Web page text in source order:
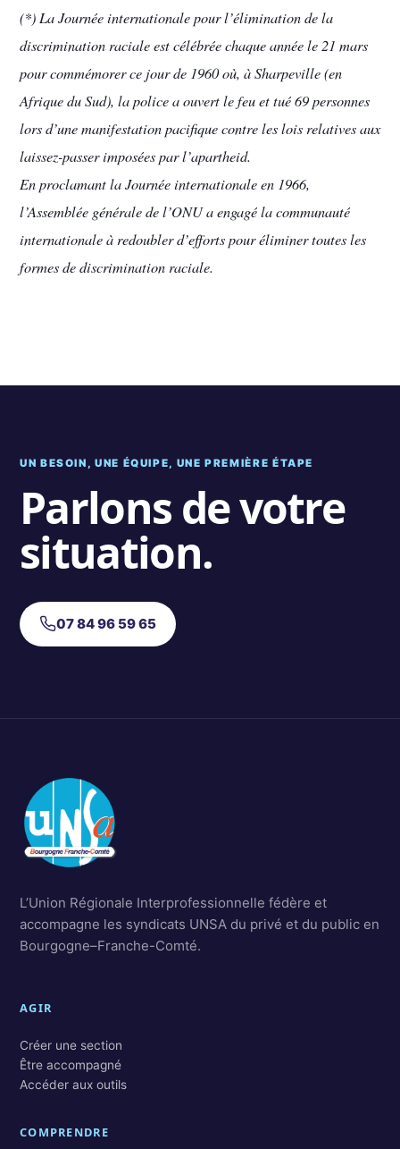
(*) La Journée internationale pour l’élimination de la
discrimination raciale est célébrée chaque année le 21 mars
pour commémorer ce jour de 1960 où, à Sharpeville (en
Afrique du Sud), la police a ouvert le feu et tué 69 personnes
lors d’une manifestation pacifique contre les lois relatives aux
laissez-passer imposées par l’apartheid.
En proclamant la Journée internationale en 1966,
l’Assemblée générale de l’ONU a engagé la communauté
internationale à redoubler d’efforts pour éliminer toutes les
formes de discrimination raciale.
UN BESOIN, UNE ÉQUIPE, UNE PREMIÈRE ÉTAPE
Parlons de votre
situation.
07 84 96 59 65
L’Union Régionale Interprofessionnelle fédère et
accompagne les syndicats UNSA du privé et du public en
Bourgogne–Franche-Comté.
AGIR
Créer une section
Être accompagné
Accéder aux outils
COMPRENDRE